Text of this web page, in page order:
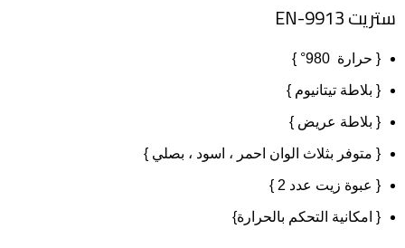
ستريت EN-9913
{ حرارة 980
°
}
{ بلاطة تيتانيوم }
{ بلاطة عريض }
{ متوفر بثلاث الوان احمر ، اسود ، بصلي }
{ عبوة زيت عدد 2 }
{ امكانية التحكم بالحرارة}